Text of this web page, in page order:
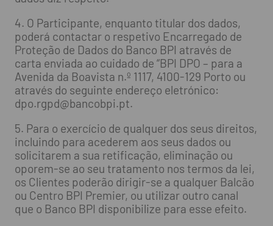
4. O Participante, enquanto titular dos dados,
poderá contactar o respetivo Encarregado de
Proteção de Dados do Banco BPI através de
carta enviada ao cuidado de “BPI DPO – para a
Avenida da Boavista n.º 1117, 4100-129 Porto ou
através do seguinte endereço eletrónico:
dpo.rgpd@bancobpi.pt.
5. Para o exercício de qualquer dos seus direitos,
incluindo para acederem aos seus dados ou
solicitarem a sua retificação, eliminação ou
oporem-se ao seu tratamento nos termos da lei,
os Clientes poderão dirigir-se a qualquer Balcão
ou Centro BPI Premier, ou utilizar outro canal
que o Banco BPI disponibilize para esse efeito.